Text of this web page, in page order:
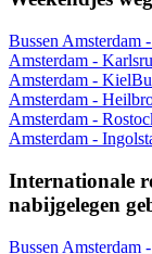
Bussen Amsterdam
Amsterdam -
Amsterdam - Kiel
Amsterdam -
Amsterdam -
Amsterdam -
Internationale
nabijgelegen
Bussen Amsterdam